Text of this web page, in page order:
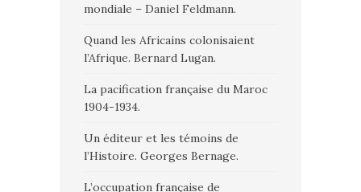
mondiale – Daniel Feldmann.
Quand les Africains colonisaient
l’Afrique. Bernard Lugan.
La pacification française du Maroc
1904-1934.
Un éditeur et les témoins de
l’Histoire. Georges Bernage.
L’occupation française de